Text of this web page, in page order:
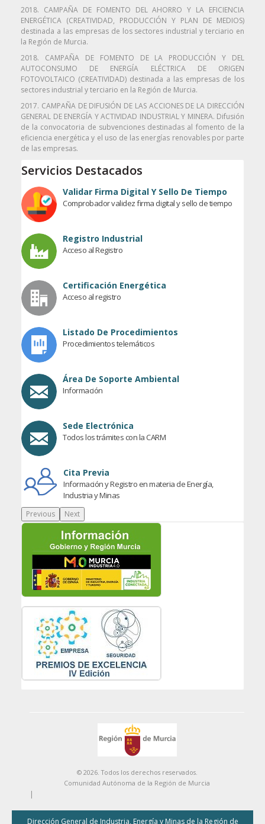
2018. CAMPAÑA DE FOMENTO DEL AHORRO Y LA EFICIENCIA
ENERGÉTICA (CREATIVIDAD, PRODUCCIÓN Y PLAN DE MEDIOS)
destinada a las empresas de los sectores industrial y terciario en
la Región de Murcia.
2018. CAMPAÑA DE FOMENTO DE LA PRODUCCIÓN Y DEL
AUTOCONSUMO DE ENERGÍA ELÉCTRICA DE ORIGEN
FOTOVOLTAICO (CREATIVIDAD) destinada a las empresas de los
sectores industrial y terciario en la Región de Murcia.
2017. CAMPAÑA DE DIFUSIÓN DE LAS ACCIONES DE LA DIRECCIÓN
GENERAL DE ENERGÍA Y ACTIVIDAD INDUSTRIAL Y MINERA. Difusión
de la convocatoria de subvenciones destinadas al fomento de la
eficiencia energética y el uso de las energías renovables por parte
de las empresas.
Servicios Destacados
Validar Firma Digital Y Sello De Tiempo
Comprobador validez firma digital y sello de tiempo
Registro Industrial
Acceso al Registro
Certificación Energética
Acceso al registro
Listado De Procedimientos
Procedimientos telemáticos
Área De Soporte Ambiental
Información
Sede Electrónica
Todos los trámites con la CARM
Cita Previa
Información y Registro en materia de Energía,
Industria y Minas
Previous Next
© 2026. Todos los derechos reservados.
Comunidad Autónoma de la Región de Murcia
|
Dirección General de Industria, Energía y Minas de la Región de